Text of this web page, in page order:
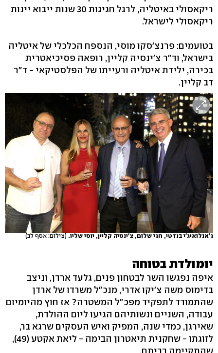
ריקאסולי באיטליה, לרגל חגיגות 30 שנות ייבוא יינות
ריקאסולי לישראל.
בטועמים: פרנצ'סקו מוסי, הנספח הכלכלי של איטליה
בישראל, וד"ר צ'ינסיה קליין, רופאה פסיכיאטרית
בכירה, ילידת איטליה ורעייתו של הפלסטיקאי - ד"ר
דב קליין.
ג'אנלואיג'י בנדטי, חגי שלום, צ'ינסיה קליין, יוסי שליו. (צילום: אסף לב)
יומולדת בטוחה
איפה נפגשו השר לבטחון פנים, גלעד ארדן, וניצב
בדימוס משה צ'יקו אדרי, מנכ"ל משרדו של ארדן
שהתמודד לתפקיד מפכ"ל המשטרה? אז חוץ מהיומיום
עבודה, השניים ונשותיהם הגיעו ליום ההולדת,
שאירגן, כמדי שנה, המפיק ואיש העסקים שרגא בר,
לזוגתו - שחקנית תיאטרון הבימה - ליאת אקטע (49),
שהתקיימה בביתם.